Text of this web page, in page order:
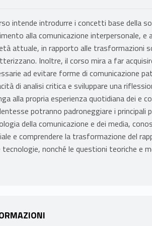
intende introdurre i concetti base della
alla comunicazione interpersonale, e
attuale, in rapporto alle trasformazioni
Inoltre, il corso mira a far
ad evitare forme di comunicazione
di analisi critica e sviluppare una
alla propria esperienza quotidiana dei e
potranno padroneggiare i principali
della comunicazione e dei media,
e comprendere la trasformazione del
tecnologie, nonché le questioni teoriche e